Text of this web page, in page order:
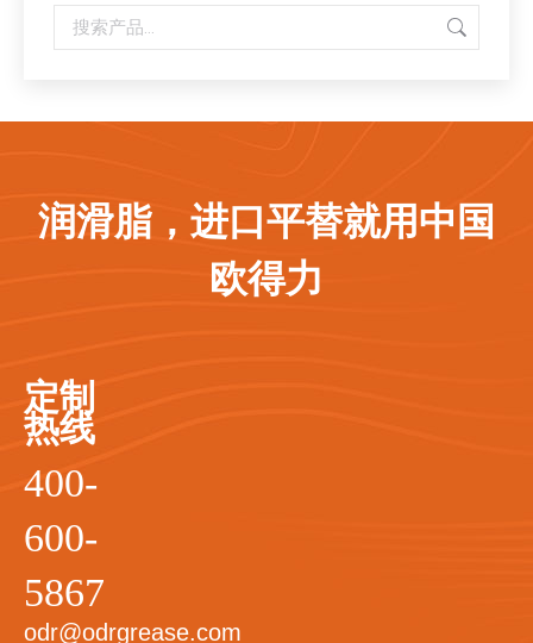
润滑脂，进口平替就用中国
欧得力
定制
热线
400-
600-
5867
odr@odrgrease.com